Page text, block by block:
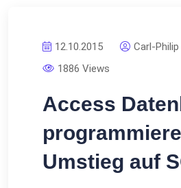
12.10.2015
Carl-
1886 Views
Access
Umstieg auf